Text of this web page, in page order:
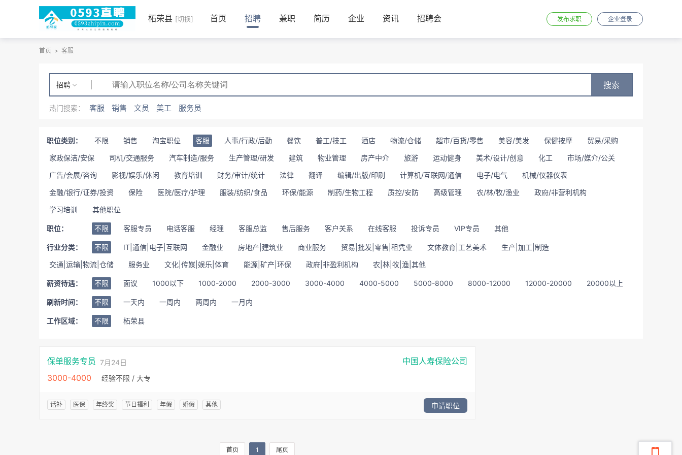
柘荣县 [切换] 首页 招聘 兼职 简历 企业 资讯 招聘会 发布求职 企业登录
首页 > 客服
招聘 搜索
热门搜索： 客服 销售 文员 美工 服务员
职位类别： 不限 销售 淘宝职位 客服 人事/行政/后勤 餐饮 普工/技工 酒店 物流/仓储 超市/百货/零售 美容/美发 保健按摩
贸易/采购
家政保洁/安保
司机/交通服务 汽车制造/服务 生产管理/研发 建筑 物业管理 房产中介 旅游 运动健身 美术/设计/创意 化工
市场/媒介/公关
广告/会展/咨询
影视/娱乐/休闲 教育培训 财务/审计/统计 法律 翻译 编辑/出版/印刷 计算机/互联网/通信 电子/电气
机械/仪器仪表
金融/银行/证券/投资
保险 医院/医疗/护理 服装/纺织/食品 环保/能源 制药/生物工程 质控/安防 高级管理 农/林/牧/渔业
政府/非营利机构
学习培训
其他职位
职位： 不限 客服专员 电话客服 经理 客服总监 售后服务 客户关系 在线客服 投诉专员 VIP专员 其他
行业分类： 不限 IT|通信|电子|互联网 金融业 房地产|建筑业 商业服务 贸易|批发|零售|租凭业 文体教育|工艺美术
生产|加工|制造
交通|运输|物流|仓储
服务业 文化|传媒|娱乐|体育 能源|矿产|环保 政府|非盈利机构 农|林|牧|渔|其他
薪资待遇： 不限 面议 1000以下 1000-2000 2000-3000 3000-4000 4000-5000 5000-8000 8000-12000 12000-20000 20000以上
刷新时间： 不限 一天内 一周内 两周内 一月内
工作区域： 不限 柘荣县
保单服务专员 7月24日
3000-4000 经验不限 / 大专
中国人寿保险公司
话补 医保 年终奖 节日福利 年假 婚假 其他 申请职位
首页 1 尾页